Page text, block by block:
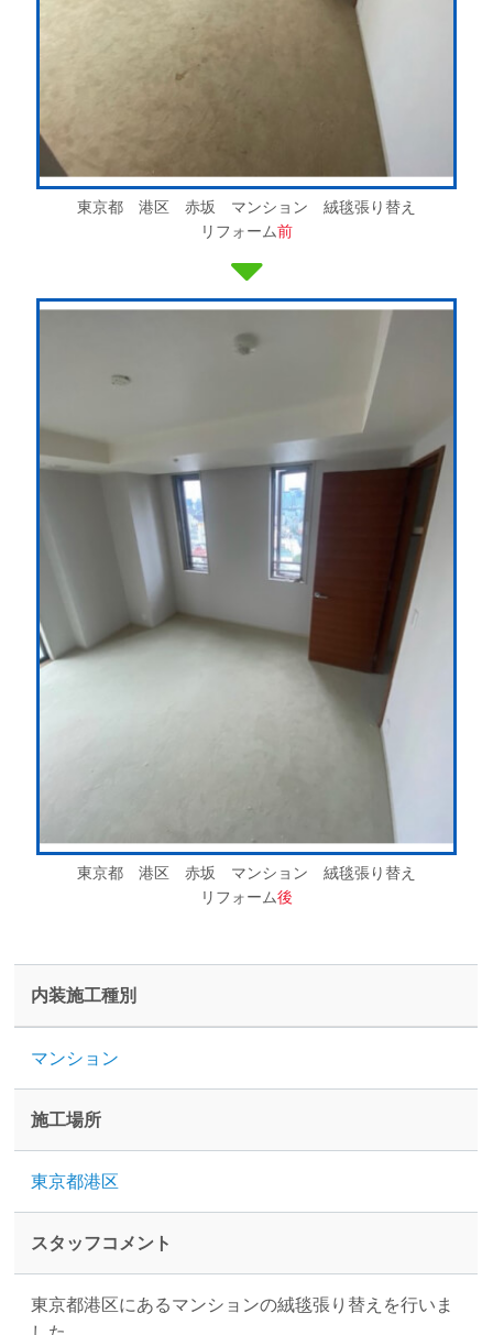
東京都 港区 赤坂 マンション 絨毯張り替え
リフォーム前
東京都 港区 赤坂 マンション 絨毯張り替え
リフォーム後
内装施工種別
マンション
施工場所
東京都港区
スタッフコメント
東京都港区にあるマンションの絨毯張り替えを行いま